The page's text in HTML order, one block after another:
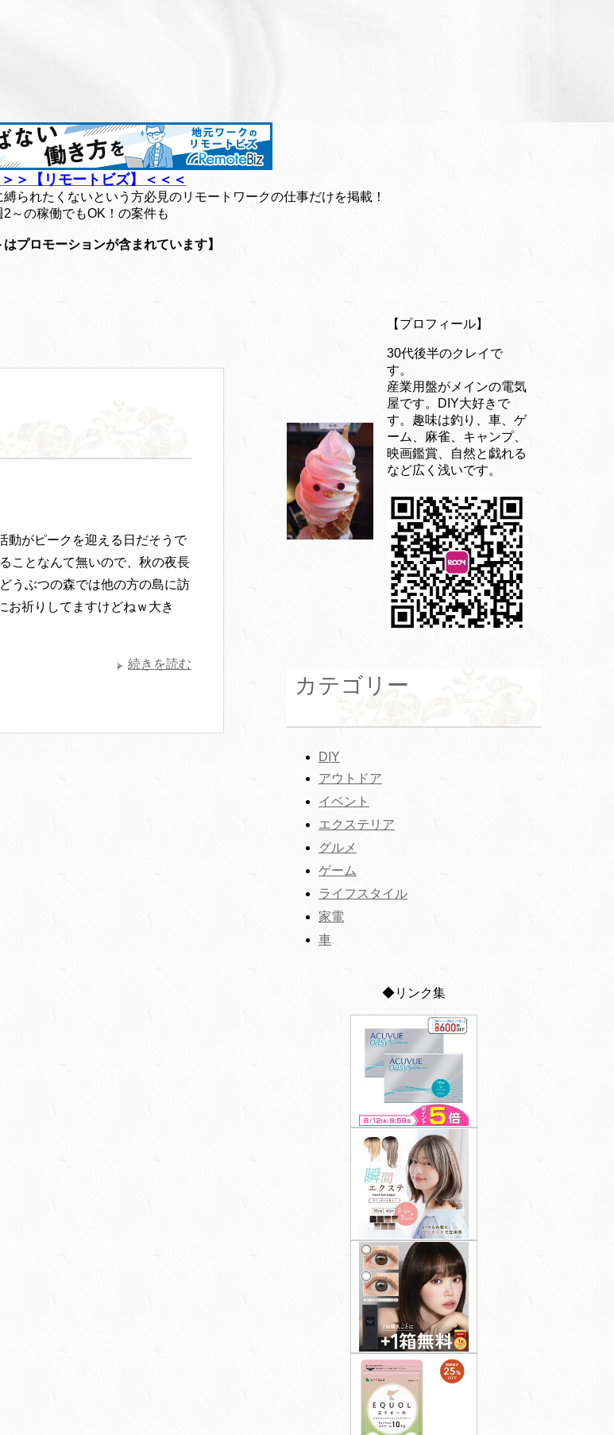
＞＞【リモートビズ】＜＜＜
られたくないという方必見のリモートワークの仕事だけを掲載！
2～の稼働でもOK！の案件も
はプロモーションが含まれています】
動がピークを迎える日だそうで
ことなんて無いので、秋の夜長
うぶつの森では他の方の島に訪
お祈りしてますけどねｗ大き
続きを読む
【プロフィール】
30代後半のクレイで
す。
産業用盤がメインの電気
屋です。DIY大好きで
す。趣味は釣り、車、ゲ
ーム、麻雀、キャンプ、
映画鑑賞、自然と戯れる
など広く浅いです。
カテゴリー
DIY
アウトドア
イベント
エクステリア
グルメ
ゲーム
ライフスタイル
家電
車
◆リンク集